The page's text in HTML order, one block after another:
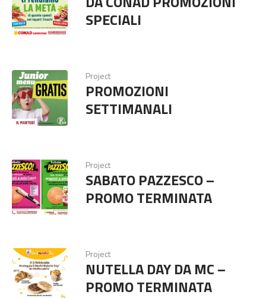
SPECIALI
Project
PROMOZIONI
SETTIMANALI
Project
SABATO PAZZESCO –
PROMO TERMINATA
Project
NUTELLA DAY DA MC –
PROMO TERMINATA